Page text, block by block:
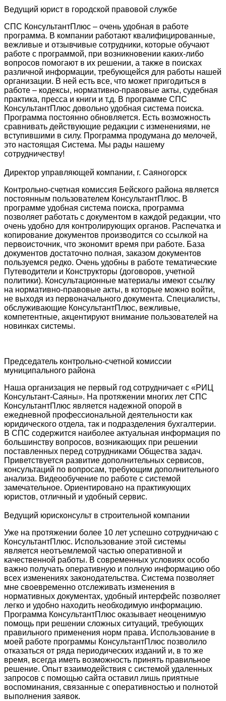
Ведущий юрист в городской правовой службе
СПС КонсультантПлюс – очень удобная в работе
программа. В компании работают квалифицированные,
вежливые и отзывчивые сотрудники, которые обучают
работе с программой, при возникновении каких-либо
вопросов помогают в их решении, а также в поисках
различной информации, требующейся для работы нашей
организации. В ней есть все, что может пригодиться в
работе – кодексы, нормативно-правовые акты, судебная
практика, пресса и книги и т.д. В программе СПС
КонсультантПлюс довольно удобная система поиска.
Программа постоянно обновляется. Есть возможность
сравнивать действующие редакции с изменениями, не
вступившими в силу. Программа продумана до мелочей,
это настоящая Система. Мы рады нашему
сотрудничеству!
Директор управляющей компании, г. Саяногорск
Контрольно-счетная комиссия Бейского района является
постоянным пользователем КонсультантПлюс. В
программе удобная система поиска, программа
позволяет работать с документом в каждой редакции, что
очень удобно для контролирующих органов. Распечатка и
копирование документов производится со ссылкой на
первоисточник, что экономит время при работе. База
документов достаточно полная, заказом документов
пользуемся редко. Очень удобны в работе тематические
Путеводители и Конструкторы (договоров, учетной
политики). Консультационные материалы имеют ссылку
на нормативно-правовые акты, в которые можно войти,
не выходя из первоначального документа. Специалисты,
обслуживающие КонсультантПлюс, вежливые,
компетентные, акцентируют внимание пользователей на
новинках системы.
Председатель контрольно-счетной комиссии
муниципального района
Наша организация не первый год сотрудничает с «РИЦ
Консультант-Саяны». На протяжении многих лет СПС
КонсультантПлюс является надежной опорой в
ежедневной профессиональной деятельности как
юридического отдела, так и подразделения бухгалтерии.
В СПС содержится наиболее актуальная информация по
большинству вопросов, возникающих при решении
поставленных перед сотрудниками Общества задач.
Приветствуется развитие дополнительных сервисов,
консультаций по вопросам, требующим дополнительного
анализа. Видеообучение по работе с системой
замечательное. Ориентировано на практикующих
юристов, отличный и удобный сервис.
Ведущий юрисконсульт в строительной компании
Уже на протяжении более 10 лет успешно сотрудничаю с
КонсультантПлюс. Использование этой системы
является неотъемлемой частью оперативной и
качественной работы. В современных условиях особо
важно получать оперативную и полную информацию обо
всех изменениях законодательства. Система позволяет
мне своевременно отслеживать изменения в
нормативных документах, удобный интерфейс позволяет
легко и удобно находить необходимую информацию.
Программа КонсультантПлюс оказывает неоценимую
помощь при решении сложных ситуаций, требующих
правильного применения норм права. Использование в
моей работе программы КонсультантПлюс позволило
отказаться от ряда периодических изданий и, в то же
время, всегда иметь возможность принять правильное
решение. Опыт взаимодействия с системой удаленных
запросов с помощью сайта оставил лишь приятные
воспоминания, связанные с оперативностью и полнотой
выполнения заявок.